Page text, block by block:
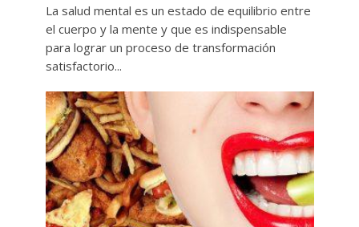
La salud mental es un estado de equilibrio entre
el cuerpo y la mente y que es indispensable
para lograr un proceso de transformación
satisfactorio...